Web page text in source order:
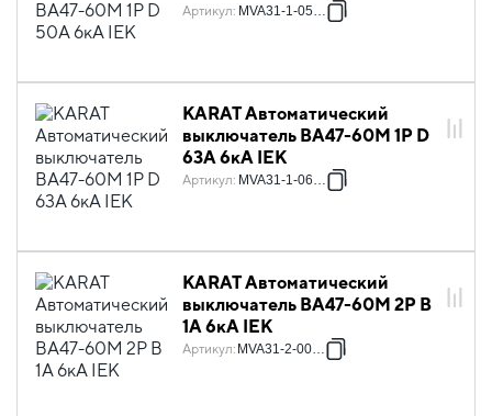
Артикул: MVA31-1-050-D
KARAT Автоматический
выключатель ВА47-60M 1P D
63А 6кА IEK
Артикул: MVA31-1-063-D
KARAT Автоматический
выключатель ВА47-60M 2P B
1А 6кА IEK
Артикул: MVA31-2-001-B